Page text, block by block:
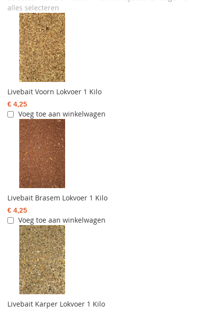
alles selecteren
Livebait Voorn Lokvoer 1 Kilo
€ 4,25
Voeg toe aan winkelwagen
Livebait Brasem Lokvoer 1 Kilo
€ 4,25
Voeg toe aan winkelwagen
Livebait Karper Lokvoer 1 Kilo